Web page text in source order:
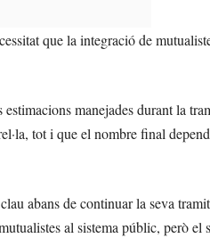
que la integració de
manejades durant la
tot i que el nombre final
abans de continuar la seva
al sistema públic, però